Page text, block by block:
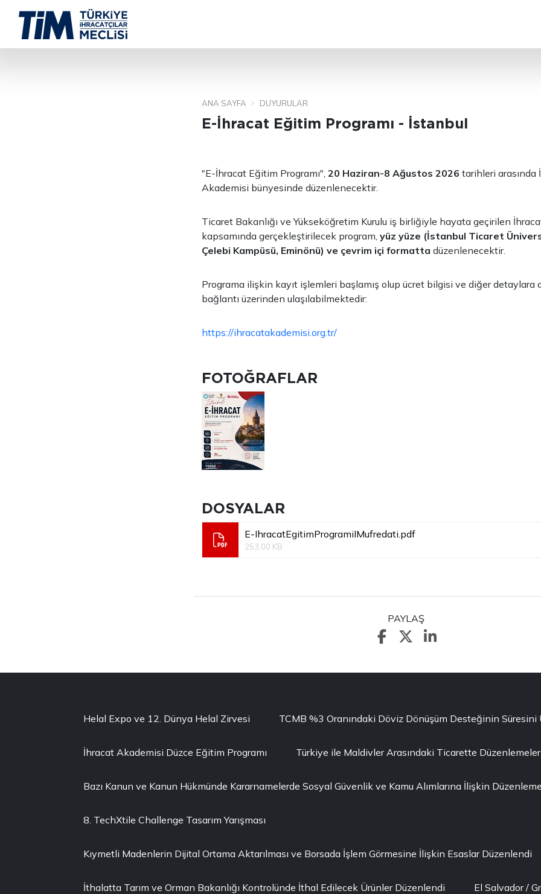
ANA SAYFA DUYURULAR
E-İhracat Eğitim Programı - İstanbul
"E-İhracat Eğitim Programı", 20 Haziran-8 Ağustos 2026 tarihleri arasında
Akademisi bünyesinde düzenlenecektir.
Ticaret Bakanlığı ve Yükseköğretim Kurulu iş birliğiyle hayata geçirilen
kapsamında gerçekleştirilecek program, yüz yüze (İstanbul Ticaret
Çelebi Kampüsü, Eminönü) ve çevrim içi formatta düzenlenecektir.
Programa ilişkin kayıt işlemleri başlamış olup ücret bilgisi ve diğer detaylara
bağlantı üzerinden ulaşılabilmektedir:
https://ihracatakademisi.org.tr/
FOTOĞRAFLAR
DOSYALAR
E-IhracatEgitimProgramiIMufredati.pdf
253,00 KB
PAYLAŞ
Helal Expo ve 12. Dünya Helal Zirvesi TCMB %3 Oranındaki Döviz Dönüşüm Desteğinin Süresini
İhracat Akademisi Düzce Eğitim Programı Türkiye ile Maldivler Arasındaki Ticarette Düzenlemeler
Bazı Kanun ve Kanun Hükmünde Kararnamelerde Sosyal Güvenlik ve Kamu Alımlarına İlişkin Düzenleme
8. TechXtile Challenge Tasarım Yarışması
Kıymetli Madenlerin Dijital Ortama Aktarılması ve Borsada İşlem Görmesine İlişkin Esaslar Düzenlendi
İthalatta Tarım ve Orman Bakanlığı Kontrolünde İthal Edilecek Ürünler Düzenlendi El Salvador /